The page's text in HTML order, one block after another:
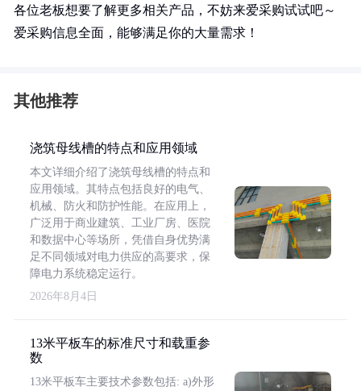
各位老板想要了解更多相关产品，不妨来爱采购试试吧～
爱采购信息全面，能够满足你的大量需求！
其他推荐
浇筑母线槽的特点和应用领域
本文详细介绍了浇筑母线槽的特点和
应用领域。其特点包括良好的电气、
机械、防火和防护性能。在应用上，
广泛用于商业建筑、工业厂房、医院
和数据中心等场所，凭借自身优势满
足不同领域对电力供应的高要求，保
障电力系统稳定运行。
2026年8月4日
13米平板车的标准尺寸和载重参
数
13米平板车主要技术参数包括: a)外形